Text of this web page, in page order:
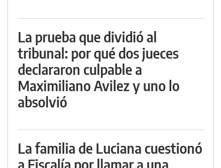
La prueba que dividió al
tribunal: por qué dos jueces
declararon culpable a
Maximiliano Avilez y uno lo
absolvió
La familia de Luciana cuestionó
a Fiscalía por llamar a una